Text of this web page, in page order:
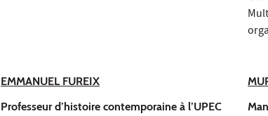
EMMANUEL FUREIX
Professeur d’histoire contemporaine à l’UPEC